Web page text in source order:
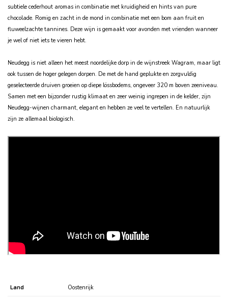
subtiele cederhout aromas in combinatie met kruidigheid en hints van pure
chocolade. Romig en zacht in de mond in combinatie met een bom aan fruit en
fluweelzachte tannines. Deze wijn is gemaakt voor avonden met vrienden wanneer
je wel of niet iets te vieren hebt.
Neudegg is niet alleen het meest noordelijke dorp in de wijnstreek Wagram, maar ligt
ook tussen de hoger gelegen dorpen. De met de hand geplukte en zorgvuldig
geselecteerde druiven groeien op diepe lössbodems, ongeveer 320 m boven zeeniveau.
Samen met een bijzonder rustig klimaat en zeer weinig ingrepen in de kelder, zijn
Neudegg-wijnen charmant, elegant en hebben ze veel te vertellen. En natuurlijk
zijn ze allemaal biologisch.
Land Oostenrijk